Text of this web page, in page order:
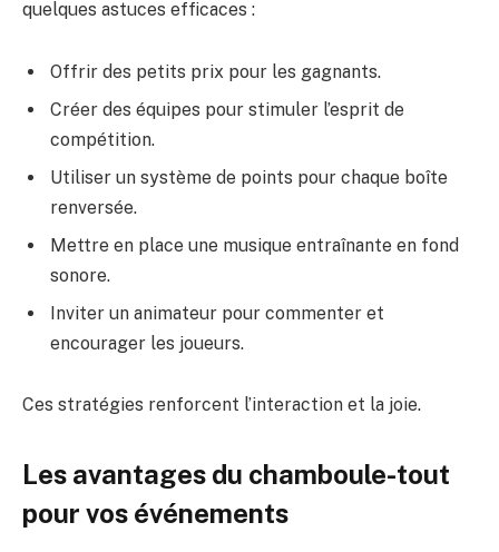
quelques astuces efficaces :
Offrir des petits prix pour les gagnants.
Créer des équipes pour stimuler l’esprit de
compétition.
Utiliser un système de points pour chaque boîte
renversée.
Mettre en place une musique entraînante en fond
sonore.
Inviter un animateur pour commenter et
encourager les joueurs.
Ces stratégies renforcent l’interaction et la joie.
Les avantages du chamboule-tout
pour vos événements